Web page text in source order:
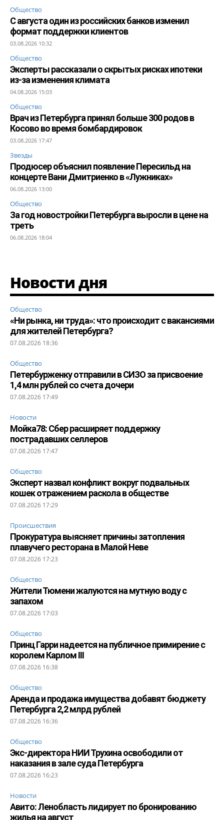
Общество
С августа один из российских банков изменил
формат поддержки клиентов
03.08.2026 10:32
Общество
Эксперты рассказали о скрытых рисках ипотеки
из-за изменения климата
04.08.2026 15:03
Общество
Врач из Петербурга принял больше 300 родов в
Косово во время бомбардировок
03.08.2026 17:47
Звезды
Продюсер объяснил появление Пересильд на
концерте Вани Дмитриенко в «Лужниках»
06.08.2026 13:00
Общество
За год новостройки Петербурга выросли в цене на
треть
06.08.2026 18:04
Новости дня
Общество
«Ни рынка, ни труда»: что происходит с вакансиями
для жителей Петербурга?
07.08.2026 18:36
Общество
Петербурженку отправили в СИЗО за присвоение
1,4 млн рублей со счета дочери
07.08.2026 17:49
Новости
Мойка78: Сбер расширяет поддержку
пострадавших селлеров
07.08.2026 17:47
Общество
Эксперт назвал конфликт вокруг подвальных
кошек отражением раскола в обществе
07.08.2026 17:29
Происшествия
Прокуратура выясняет причины затопления
плавучего ресторана в Малой Неве
07.08.2026 17:23
Общество
Жители Тюмени жалуются на мутную воду с
запахом
07.08.2026 17:03
Общество
Принц Гарри надеется на публичное примирение с
королем Карлом III
07.08.2026 16:38
Общество
Аренда и продажа имущества добавят бюджету
Петербурга 2,2 млрд рублей
07.08.2026 16:36
Общество
Экс-директора НИИ Трухина освободили от
наказания в зале суда Петербурга
07.08.2026 16:23
Новости
Авито: Ленобласть лидирует по бронированию
жилья на август